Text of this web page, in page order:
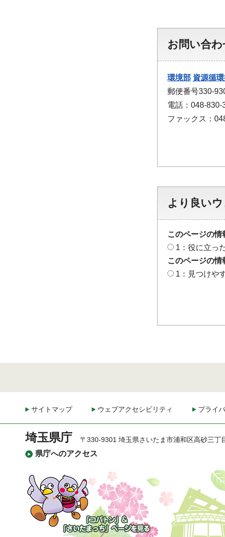
お問い合わ
環境部 資源循
郵便番号330-
電話：048-830-
ファックス：
より良い
このページの情
1：役に立っ
このページの情
1：見つけや
サイトマップ ウェブアクセシビリティ プライ
埼玉県庁
県庁へのアクセス
〒330-9301 埼玉県さいたま市浦和区高砂三丁
「コバトン」&「さいた
まっち」